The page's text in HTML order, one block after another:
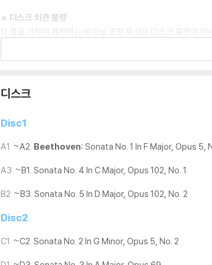
※ 디스크 외관 불량
1) 열을 가하여 제작하는 바이닐 공정 특성상 디스크 표면이
재생이 불안정한 경우 스태빌라이저를 사용하시면 좀 더 안정
2) 재생 음역의 왜곡을 최소화 하고 반복 재생시에도 최대한
3) 디스크에 미세한 잔 흠집이 남아있거나 인쇄 면이 깨끗하
가능합니다
아래에 해당하는 경우는 불량이 아니므로 개봉 후 반품/교환이
2) 컬러 디스크의 특성상 제작 공정시 앨범마다 색상 차이가 나
※ 반품/교환 안내
관련 사진과 동영상 및 재생 기기 모델명을 첨부하여 첨부하여
디스크
Disc1
A1 ~A2. Beethoven: Sonata No. 1 In F Major, Opus 5,
A3 ~B1. Sonata No. 4 In C Major, Opus 102, No. 1
B2 ~B3. Sonata No. 5 In D Major, Opus 102, No. 2
Disc2
C1 ~C2. Sonata No. 2 In G Minor, Opus 5, No. 2